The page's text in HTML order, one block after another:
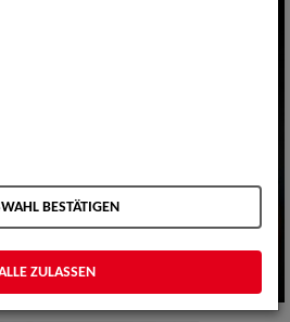
BESTÄTIGEN
ZULASSEN